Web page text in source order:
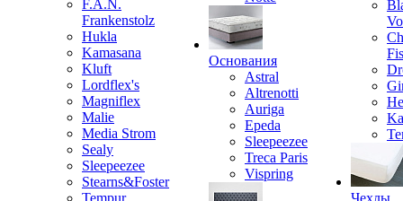
F.A.N.
Frankenstolz
Hukla
Kamasana
Kluft
Lordflex's
Magniflex
Malie
Media Strom
Sealy
Sleepeezee
Stearns&Foster
Tempur
Основания
Astral
Altrenotti
Auriga
Epeda
Sleepeezee
Treca Paris
Vispring
Чехлы